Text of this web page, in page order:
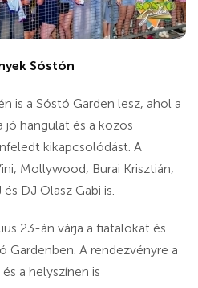
Sóstón
is a Sóstó Garden lesz, ahol a
jó hangulat és a közös
kikapcsolódást. A
Mollywood, Burai Krisztián,
DJ Olasz Gabi is.
23-án várja a fiatalokat és
Gardenben. A rendezvényre a
a helyszínen is